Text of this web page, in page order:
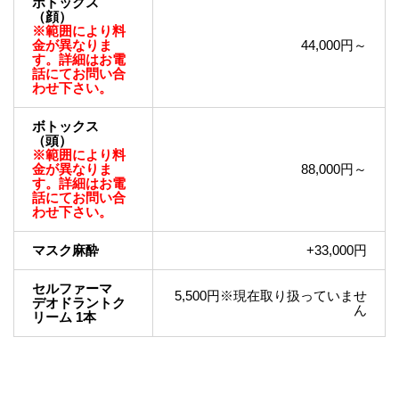
（顔）
※範囲により料
金が異なりま
す。詳細はお電
話にてお問い合
わせ下さい。
44,000円～
ボトックス
（頭）
※範囲により料
金が異なりま
す。詳細はお電
話にてお問い合
わせ下さい。
88,000円～
マスク麻酔 +33,000円
セルファーマ
デオドラントク
リーム 1本
5,500円※現在取り扱っていませ
ん